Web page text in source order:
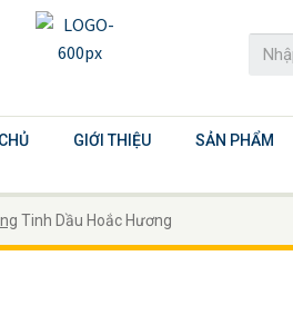
GIỚI THIỆU SẢN PHẨM
Tinh Dầu Hoắc Hương